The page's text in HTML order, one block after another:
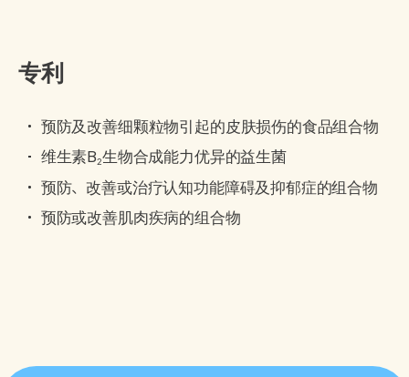
专利
预防及改善细颗粒物引起的皮肤损伤的食品组合物
维生素B2生物合成能力优异的益生菌
预防、改善或治疗认知功能障碍及抑郁症的组合物
预防或改善肌肉疾病的组合物